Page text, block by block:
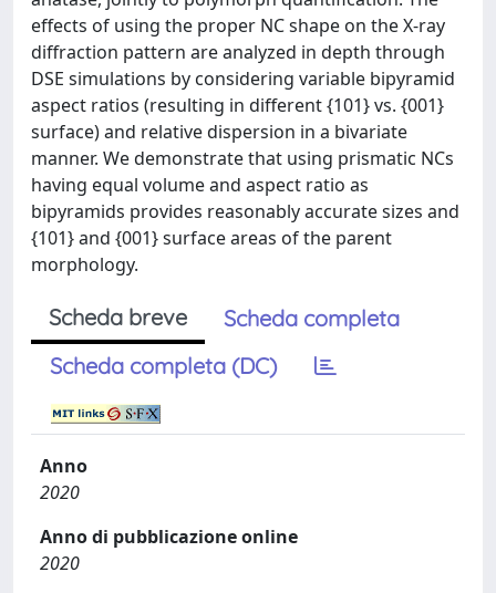
effects of using the proper NC shape on the X-ray
diffraction pattern are analyzed in depth through
DSE simulations by considering variable bipyramid
aspect ratios (resulting in different {101} vs. {001}
surface) and relative dispersion in a bivariate
manner. We demonstrate that using prismatic NCs
having equal volume and aspect ratio as
bipyramids provides reasonably accurate sizes and
{101} and {001} surface areas of the parent
morphology.
Scheda breve
Scheda completa
Scheda completa (DC)
Anno
2020
Anno di pubblicazione online
2020